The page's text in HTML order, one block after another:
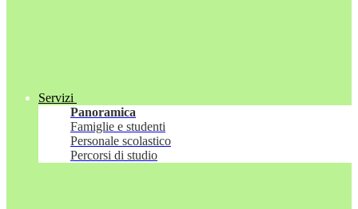
Servizi
Panoramica
Famiglie e studenti
Personale scolastico
Percorsi di studio